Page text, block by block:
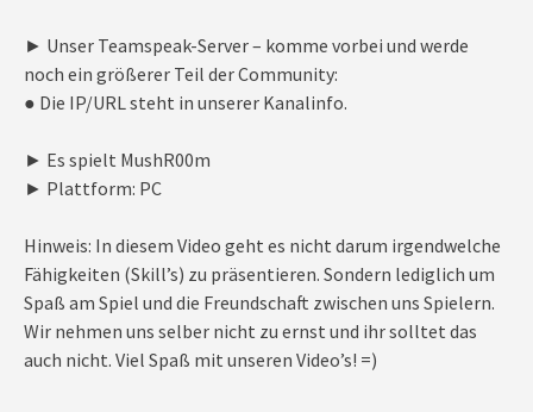
► Unser Teamspeak-Server – komme vorbei und werde
noch ein größerer Teil der Community:
● Die IP/URL steht in unserer Kanalinfo.
► Es spielt MushR00m
► Plattform: PC
Hinweis: In diesem Video geht es nicht darum irgendwelche
Fähigkeiten (Skill’s) zu präsentieren. Sondern lediglich um
Spaß am Spiel und die Freundschaft zwischen uns Spielern.
Wir nehmen uns selber nicht zu ernst und ihr solltet das
auch nicht. Viel Spaß mit unseren Video’s! =)